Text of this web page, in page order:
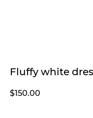
Fluffy white
$150.00